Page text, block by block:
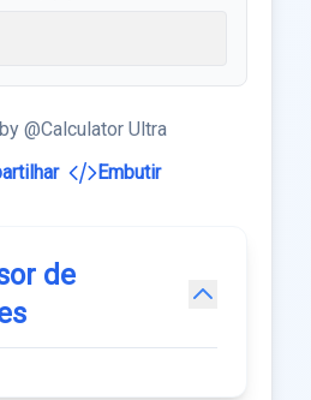
@Calculator Ultra
Embutir
de